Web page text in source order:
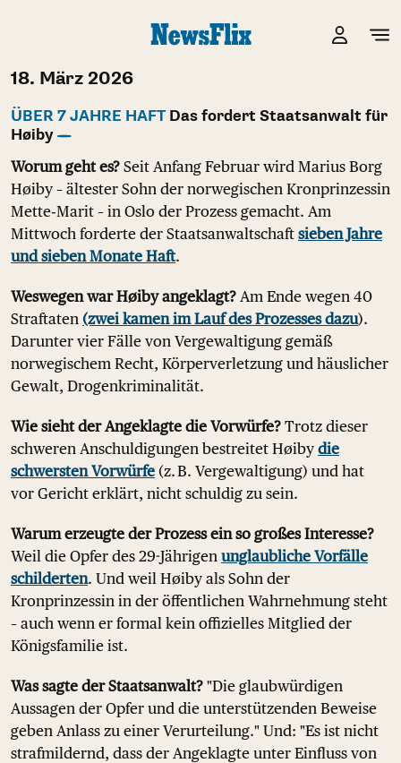
18. März 2026
ÜBER 7 JAHRE HAFTDas fordert Staatsanwalt für
Høiby
Worum geht es? Seit Anfang Februar wird Marius Borg
Høiby – ältester Sohn der norwegischen Kronprinzessin
Mette‑Marit – in Oslo der Prozess gemacht. Am
Mittwoch forderte der Staatsanwaltschaft sieben Jahre
und sieben Monate Haft.
Weswegen war Høiby angeklagt? Am Ende wegen 40
Straftaten (zwei kamen im Lauf des Prozesses dazu).
Darunter vier Fälle von Vergewaltigung gemäß
norwegischem Recht, Körperverletzung und häuslicher
Gewalt, Drogenkriminalität.
Wie sieht der Angeklagte die Vorwürfe? Trotz dieser
schweren Anschuldigungen bestreitet Høiby die
schwersten Vorwürfe (z. B. Vergewaltigung) und hat
vor Gericht erklärt, nicht schuldig zu sein.
Warum erzeugte der Prozess ein so großes Interesse?
Weil die Opfer des 29-Jährigen unglaubliche Vorfälle
schilderten. Und weil Høiby als Sohn der
Kronprinzessin in der öffentlichen Wahrnehmung steht
– auch wenn er formal kein offizielles Mitglied der
Königsfamilie ist.
Was sagte der Staatsanwalt? "Die glaubwürdigen
Aussagen der Opfer und die unterstützenden Beweise
geben Anlass zu einer Verurteilung." Und: "Es ist nicht
strafmildernd, dass der Angeklagte unter Einfluss von